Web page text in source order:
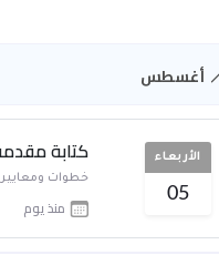
أغسطس
الأربعاء
05
كتابة
خطوات
منذ يوم